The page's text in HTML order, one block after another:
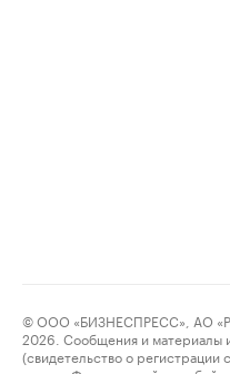
© ООО «БИЗНЕСПРЕСС», АО
2026. Сообщения и материалы
(свидетельство о